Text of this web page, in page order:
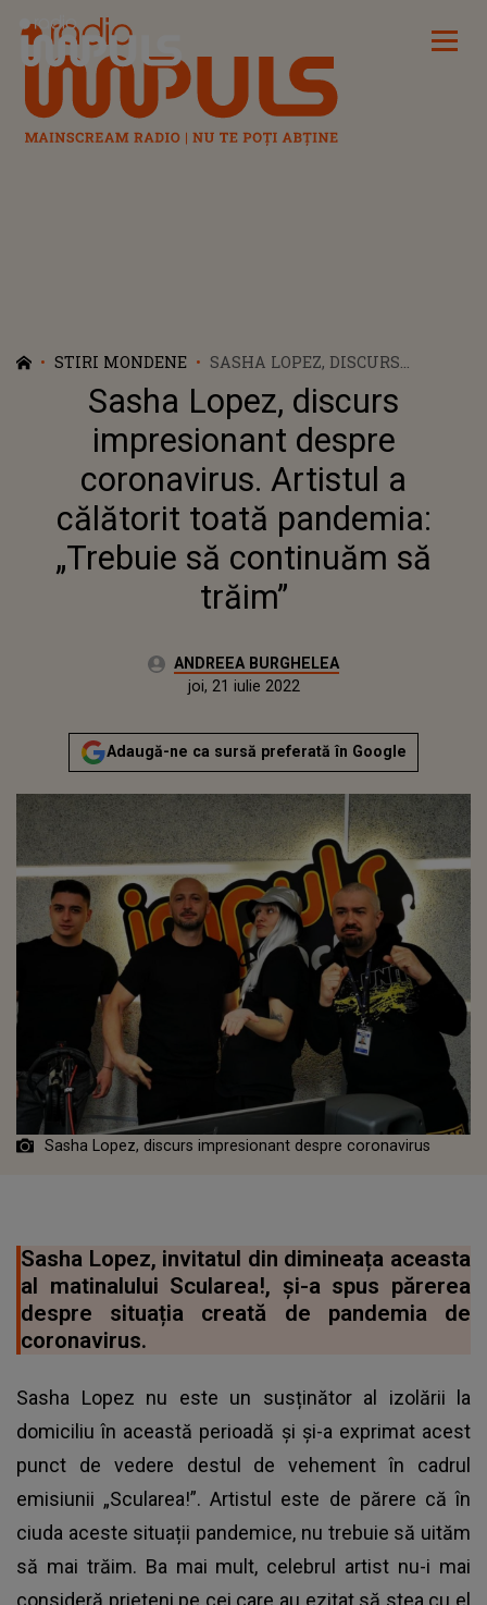
Radio Impuls
STIRI MONDENE
SASHA LOPEZ, DISCURS
IMPRESIONANT DESPRE
CORONAVIRUS. ARTISTUL A
CĂLĂTORIT TOATĂ PANDEMIA:
„TREBUIE SĂ CONTINUĂM SĂ
TRĂIM”
Sasha Lopez, discurs
impresionant despre
coronavirus. Artistul a
călătorit toată pandemia:
„Trebuie să continuăm să
trăim”
Autor:ANDREEA BURGHELEA
Actualizat:
joi, 21 iulie 2022
Adaugă-ne ca sursă preferată în Google
Sasha Lopez, discurs impresionant despre coronavirus
Sasha Lopez, invitatul din dimineața aceasta
al matinalului Scularea!, și-a spus părerea
despre situația creată de pandemia de
coronavirus.
Sasha Lopez nu este un susținător al izolării la
domiciliu în această perioadă și și-a exprimat acest
punct de vedere destul de vehement în cadrul
emisiunii „Scularea!”. Artistul este de părere că în
ciuda aceste situații pandemice, nu trebuie să uităm
să mai trăim. Ba mai mult, celebrul artist nu-i mai
consideră prieteni pe cei care au ezitat să stea cu el